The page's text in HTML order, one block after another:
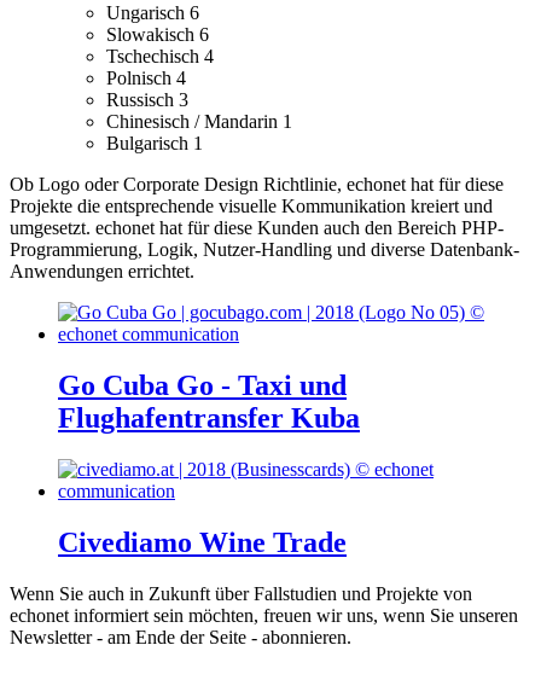
Ungarisch 6
Slowakisch 6
Tschechisch 4
Polnisch 4
Russisch 3
Chinesisch / Mandarin 1
Bulgarisch 1
Ob Logo oder Corporate Design Richtlinie, echonet hat für diese
Projekte die entsprechende visuelle Kommunikation kreiert und
umgesetzt. echonet hat für diese Kunden auch den Bereich PHP-
Programmierung, Logik, Nutzer-Handling und diverse Datenbank-
Anwendungen errichtet.
Go Cuba Go - Taxi und
Flughafentransfer Kuba
Civediamo Wine Trade
Wenn Sie auch in Zukunft über Fallstudien und Projekte von
echonet informiert sein möchten, freuen wir uns, wenn Sie unseren
Newsletter - am Ende der Seite - abonnieren.